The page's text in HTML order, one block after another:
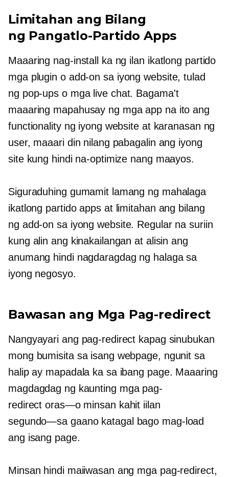
Limitahan ang Bilang
ng Pangatlo-Partido Apps
Maaaring nag-install ka ng ilan ikatlong partido
mga plugin o add-on sa iyong website, tulad
ng pop-ups o mga live chat. Bagama't
maaaring mapahusay ng mga app na ito ang
functionality ng iyong website at karanasan ng
user, maaari din nilang pabagalin ang iyong
site kung hindi na-optimize nang maayos.
Siguraduhing gumamit lamang ng mahalaga
ikatlong partidoapps at limitahan ang bilang
ng add-on sa iyong website. Regular na suriin
kung alin ang kinakailangan at alisin ang
anumang hindi nagdaragdag ng halaga sa
iyong negosyo.
Bawasan ang Mga Pag-redirect
Nangyayari ang pag-redirect kapag sinubukan
mong bumisita sa isang webpage, ngunit sa
halip ay mapadala ka sa ibang page. Maaaring
magdagdag ng kaunting mga pag-
redirectoras—ominsan kahit iilan
segundo—sa gaano katagal bago mag-load
ang isang page.
Minsan hindi maiiwasan ang mga pag-redirect,